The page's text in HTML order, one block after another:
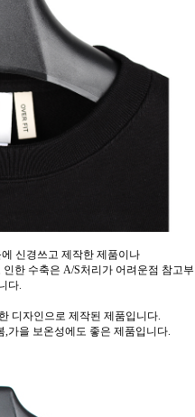
신경쓰고 제작한 제품이나
한 수축은 A/S처리가 어려운점 참고부
다.
디자인으로 제작된 제품입니다.
을 보온성에도 좋은 제품입니다.